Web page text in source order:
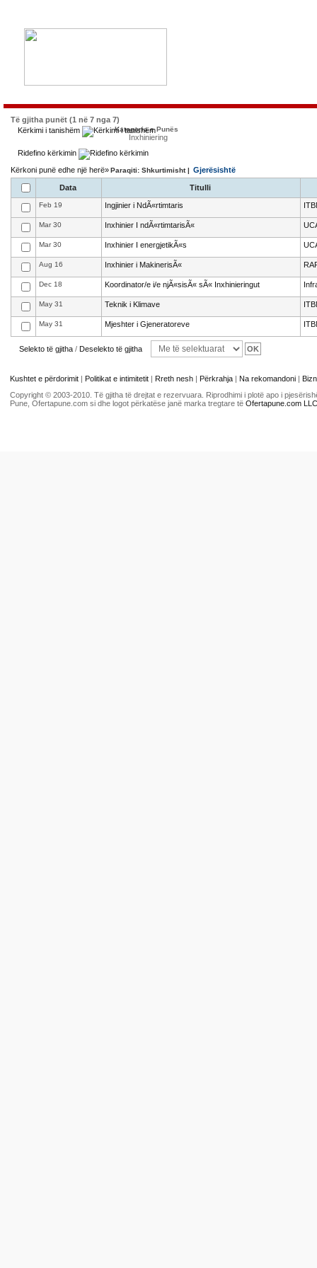
Të gjitha punët (1 në 7 nga 7)
Kërkimi i tanishëm
Kategoria e Punës
Inxhiniering
Ridefino kërkimin
Kërkoni punë edhe një herë»Paraqiti: Shkurtimisht | Gjerësishtë
Data Titulli
Feb 19 Ingjinier i NdÃ«rtimtaris
Mar 30 Inxhinier I ndÃ«rtimtarisÃ«
Mar 30 Inxhinier I energjetikÃ«s
Aug 16 Inxhinier i MakinerisÃ«
Dec 18 Koordinator/e i/e njÃ«sisÃ« sÃ« Inxhinieringut
May 31 Teknik i Klimave
May 31 Mjeshter i Gjeneratoreve
Selekto të gjitha / Deselekto të gjitha
Kushtet e përdorimit | Politikat e intimitetit | Rreth nesh | Përkrahja | Na rekomandoni |
Copyright © 2003-2010. Të gjitha të drejtat e rezervuara. Riprodhimi i plotë apo i
Pune, Ofertapune.com si dhe logot përkatëse janë marka tregtare të Ofertapune.com LLC